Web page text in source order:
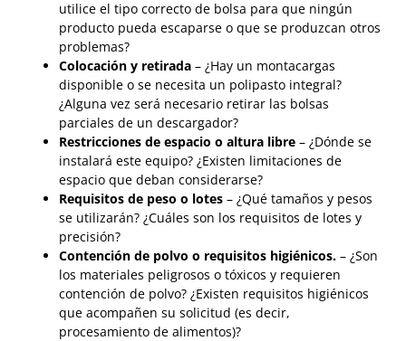
utilice el tipo correcto de bolsa para que ningún
producto pueda escaparse o que se produzcan otros
problemas?
Colocación y retirada – ¿Hay un montacargas
disponible o se necesita un polipasto integral?
¿Alguna vez será necesario retirar las bolsas
parciales de un descargador?
Restricciones de espacio o altura libre – ¿Dónde se
instalará este equipo? ¿Existen limitaciones de
espacio que deban considerarse?
Requisitos de peso o lotes – ¿Qué tamaños y pesos
se utilizarán? ¿Cuáles son los requisitos de lotes y
precisión?
Contención de polvo o requisitos higiénicos. – ¿Son
los materiales peligrosos o tóxicos y requieren
contención de polvo? ¿Existen requisitos higiénicos
que acompañen su solicitud (es decir,
procesamiento de alimentos)?